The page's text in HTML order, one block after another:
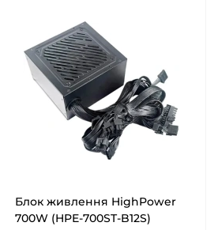
Блок живлення HighPower
700W (HPE-700ST-B12S)